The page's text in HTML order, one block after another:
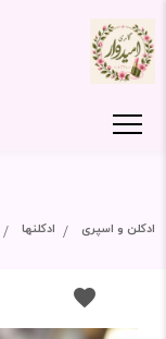
ادکلن و اسپری ادکلنها